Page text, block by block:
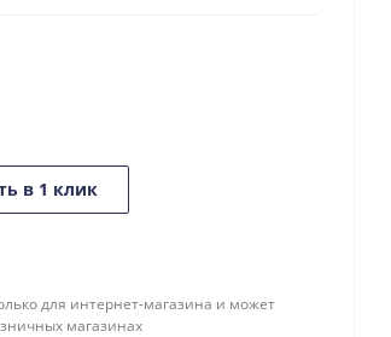
в 1 клик
для интернет-магазина и может
магазинах